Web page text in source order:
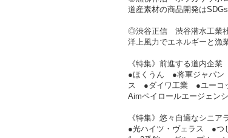
道産素材の商品開発は
◎渋谷正信 渋谷潜水工業
洋上風力でエネルギーと漁
《特集》前進する道内企
●ほくうん ●将軍ジャパ
ス ●ダイワ工業 ●ユーコ
Aimペイロールエージェ
《特集》悠々自適なシニ
●光ハイツ・ヴェラス ●